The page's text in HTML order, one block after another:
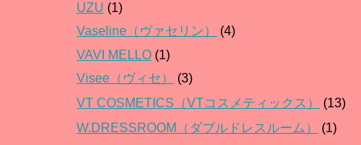
UZU (1)
Vaseline（ヴァセリン）
(4)
VAVI MELLO (1)
Visee（ヴィセ）
(3)
VT COSMETICS（VTコスメティックス）
(13)
W.DRESSROOM（ダブルドレスルーム）
(1)